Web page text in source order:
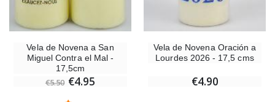
Vela de Novena a San
Miguel Contra el Mal -
17,5cm
€5.50 €4.95
Vela de Novena Oración a
Lourdes 2026 - 17,5 cms
€4.90
€2.50
-25%
€90.00 €67.50